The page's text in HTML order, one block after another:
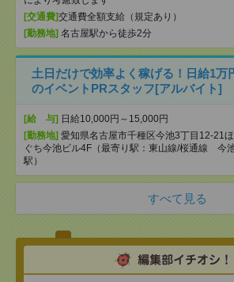
[交通費]交通費全額支給（規定あり）
[勤務地] 名古屋駅から徒歩2分
土日だけで効率よく稼げる！日給1万
のイベントPRスタッフ[アルバイト]
[給 与] 日給10,000円～15,000円
[勤務地] 愛知県名古屋市千種区今池3丁目12-21
ぐち今池ビル4F（最寄り駅：東山線/桜通線 今
駅）
すべて見る